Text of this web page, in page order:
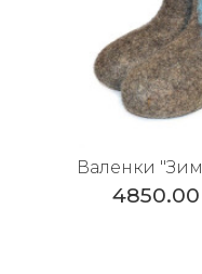
Валенки